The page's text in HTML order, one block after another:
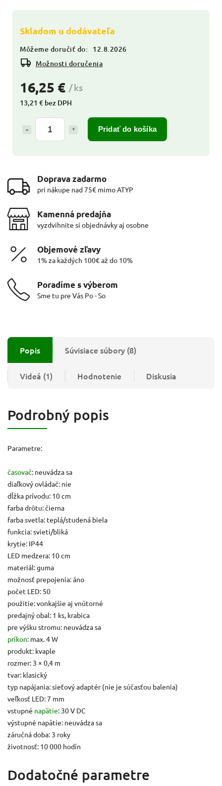
16,25 € / ks
13,21 € bez DPH
Pridať do košíka
Skladom u dodávateľa
Môžeme doručiť do:
12.8.2026
Možnosti doručenia
Doprava zadarmo
pri nákupe nad 75€ mimo ATYP
Kamenná predajňa
vyzdvihnite si objednávky aj osobne
Objemové zľavy
1% za každých 100€ až do 10%
Poradíme s výberom
Sme tu pre Vás Po - So
Popis Súvisiace súbory (8)
Videá (1) Hodnotenie Diskusia
Podrobný popis
Parametre:
časovač: neuvádza sa
diaľkový ovládač: nie
dĺžka prívodu: 10 cm
farba drôtu: čierna
farba svetla: teplá/studená biela
funkcia: svieti/bliká
krytie: IP44
LED medzera: 10 cm
materiál: guma
možnosť prepojenia: áno
počet LED: 50
použitie: vonkajšie aj vnútorné
predajný obal: 1 ks, krabica
pre výšku stromu: neuvádza sa
príkon: max. 4 W
produkt: kvaple
rozmer: 3 × 0,4 m
tvar: klasický
typ napájania: sieťový adaptér (nie je súčasťou balenia)
veľkosť LED: 7 mm
vstupné napätie: 30 V DC
výstupné napätie: neuvádza sa
záručná doba: 3 roky
životnosť: 10 000 hodín
Dodatočné parametre